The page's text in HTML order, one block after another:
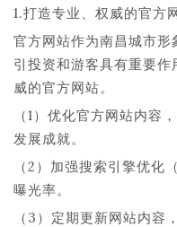
1.打造专业、权威的官方
官方网站作为南昌城市形
引投资和游客具有重要
威的官方网站。
（1）优化官方网站内容
发展成就。
（2）加强搜索引擎优化
曝光率。
（3）定期更新网站内容